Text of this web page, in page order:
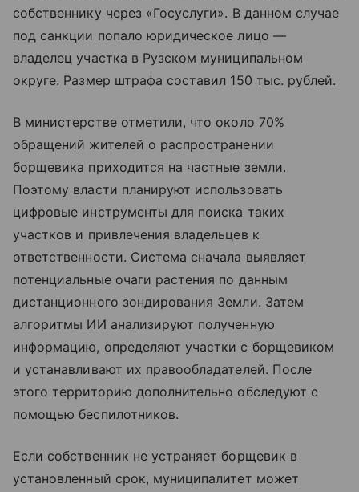
собственнику через «Госуслуги». В данном случае
под санкции попало юридическое лицо —
владелец участка в Рузском муниципальном
округе. Размер штрафа составил 150 тыс. рублей.
В министерстве отметили, что около 70%
обращений жителей о распространении
борщевика приходится на частные земли.
Поэтому власти планируют использовать
цифровые инструменты для поиска таких
участков и привлечения владельцев к
ответственности. Система сначала выявляет
потенциальные очаги растения по данным
дистанционного зондирования Земли. Затем
алгоритмы ИИ анализируют полученную
информацию, определяют участки с борщевиком
и устанавливают их правообладателей. После
этого территорию дополнительно обследуют с
помощью беспилотников.
Если собственник не устраняет борщевик в
установленный срок, муниципалитет может